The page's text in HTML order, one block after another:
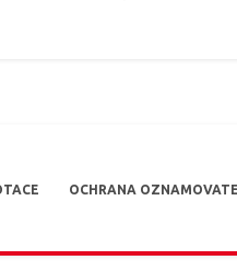
OCHRANA